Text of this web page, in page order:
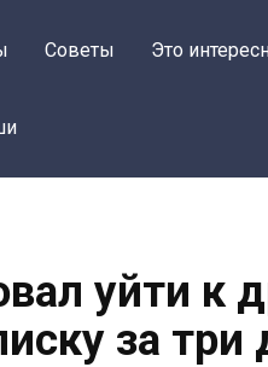
Советы Это
уйти к
за три